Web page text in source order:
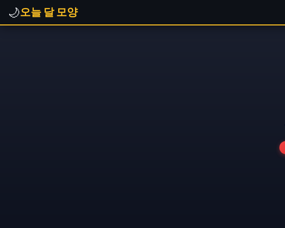
🌙오늘 달 모양